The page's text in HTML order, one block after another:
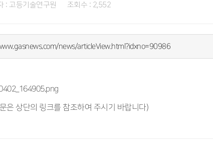
: 고등기술연구원 조회수 : 2,552
news/articleView.html?idxno=90986
은 상단의 링크를 참조하여 주시기 바랍니다)